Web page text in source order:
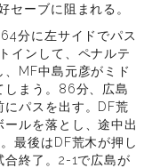
セーブに阻まれる。
分に左サイドでパス
インして、ペナルテ
MF中島元彦がミド
しまう。86分、広島
にパスを出す。DF荒
ルを落とし、途中出
最後はDF荒木が押し
終了。2-1で広島が